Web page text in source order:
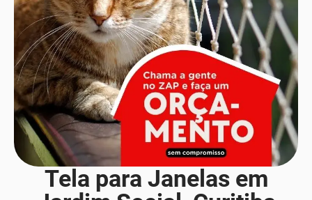
Tela para Janelas em